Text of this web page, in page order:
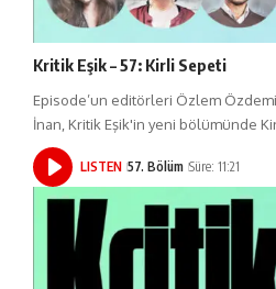
Kritik Eşik – 57: Kirli Sepeti
Episode’un editörleri Özlem
İnan, Kritik Eşik'in yeni bölümünde
LISTEN 57. Bölüm Süre: 11:21